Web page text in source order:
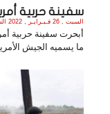
سفينة حربية
السبت , 26 فـبـرايـر , 2022 الساعة 6:32:04 PM
أبحرت سفينة حربية
ما يسميه الجيش